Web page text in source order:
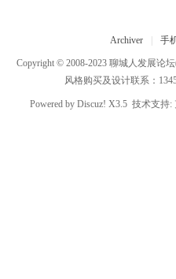
Archiver 手
Copyright © 2008-2023 聊城人发展论坛
风格购买及设计联系：
Powered by Discuz! X3.5 技术支持: